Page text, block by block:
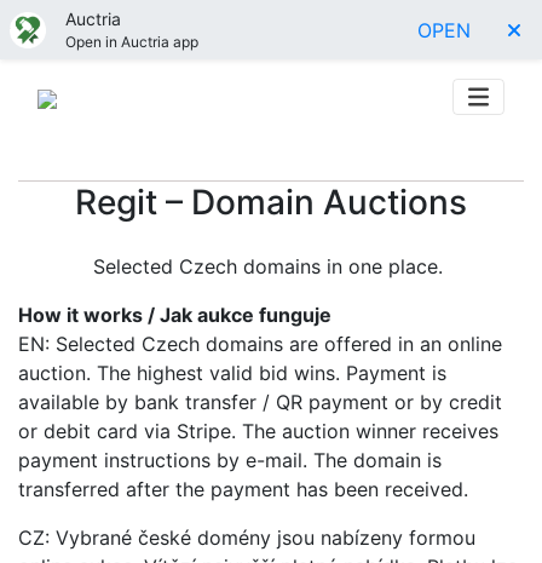
Auctria
Open in Auctria app OPEN
Regit – Domain Auctions
Selected Czech domains in one place.
How it works / Jak aukce funguje
EN: Selected Czech domains are offered in an online
auction. The highest valid bid wins. Payment is
available by bank transfer / QR payment or by credit
or debit card via Stripe. The auction winner receives
payment instructions by e-mail. The domain is
transferred after the payment has been received.
CZ: Vybrané české domény jsou nabízeny formou